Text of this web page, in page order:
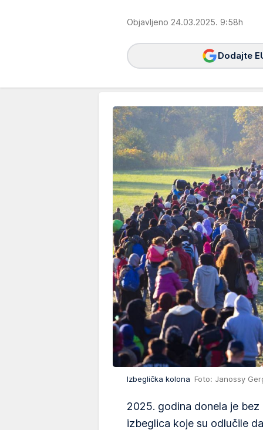
Objavljeno 24.03.2025. 9:58h
Dodajte
Izbeglička kolona Foto: Janossy
2025. godina donela je
izbeglica koje su odlučile